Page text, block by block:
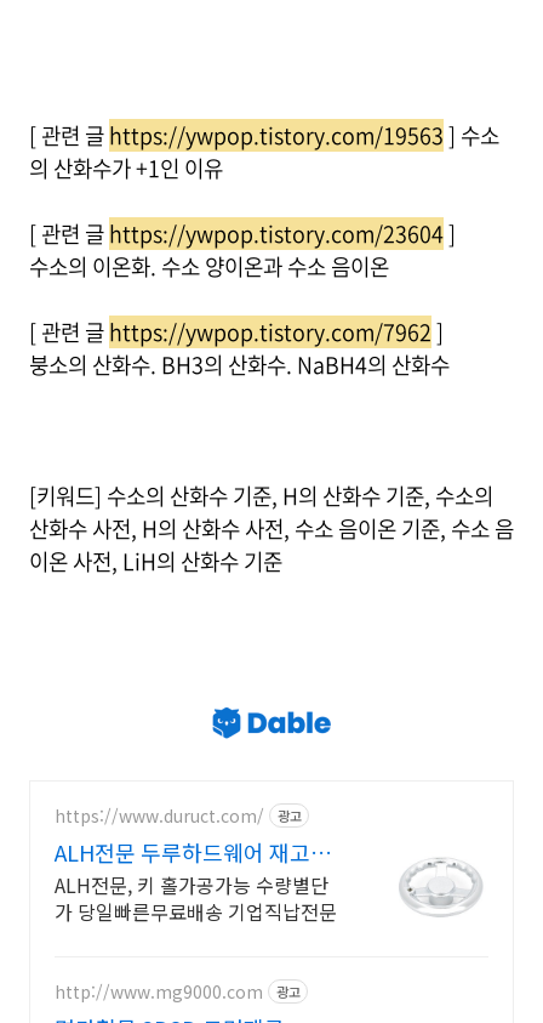
[ 관련 글https://ywpop.tistory.com/19563] 수소
의 산화수가 +1인 이유
[ 관련 글https://ywpop.tistory.com/23604]
수소의 이온화. 수소 양이온과 수소 음이온
[ 관련 글https://ywpop.tistory.com/7962]
붕소의 산화수. BH3의 산화수. NaBH4의 산화수
[키워드] 수소의 산화수 기준, H의 산화수 기준, 수소의
산화수 사전, H의 산화수 사전, 수소 음이온 기준, 수소 음
이온 사전, LiH의 산화수 기준
https://www.duruct.com/ 광고
ALH전문 두루하드웨어 재고대
량보유 자체생산빠른배송
ALH전문, 키 홀가공가능 수량별단
가 당일빠른무료배송 기업직납전문
http://www.mg9000.com 광고